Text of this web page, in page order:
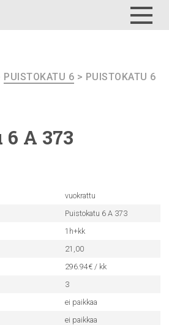
PUISTOKATU 6 > PUISTOKATU 6
6 A 373
vuokrattu
Puistokatu 6 A 373
1h+kk
21,00
296.94€ / kk
3
ei paikkaa
ei paikkaa